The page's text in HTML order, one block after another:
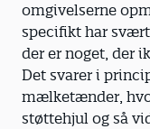
omgivelserne
specifikt har
der er noget, der
Det svarer i
mælketænder,
støttehjul og så